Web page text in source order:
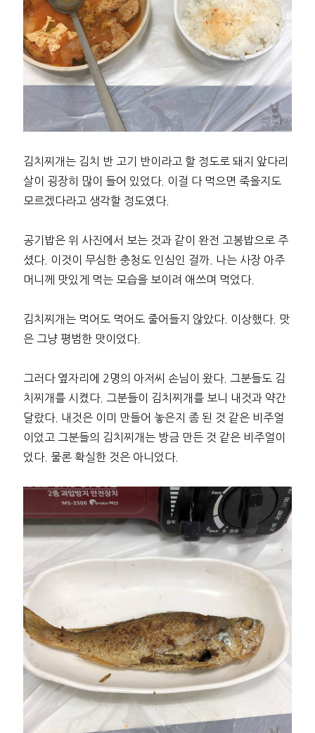
김치찌개는 김치 반 고기 반이라고 할 정도로 돼지 앞다리
살이 굉장히 많이 들어 있었다. 이걸 다 먹으면 죽을지도
모르겠다라고 생각할 정도였다.
공기밥은 위 사진에서 보는 것과 같이 완전 고봉밥으로 주
셨다. 이것이 무심한 충청도 인심인 걸까. 나는 사장 아주
머니께 맛있게 먹는 모습을 보이려 애쓰며 먹었다.
김치찌개는 먹어도 먹어도 줄어들지 않았다. 이상했다. 맛
은 그냥 평범한 맛이었다.
그러다 옆자리에 2명의 아저씨 손님이 왔다. 그분들도 김
치찌개를 시켰다. 그분들이 김치찌개를 보니 내것과 약간
달랐다. 내것은 이미 만들어 놓은지 좀 된 것 같은 비주얼
이었고 그분들의 김치찌개는 방금 만든 것 같은 비주얼이
었다. 물론 확실한 것은 아니었다.